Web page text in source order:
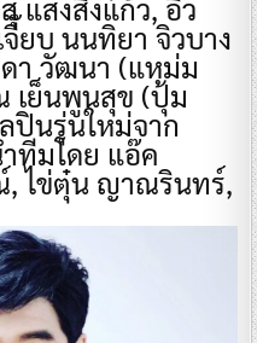
แสงสิงแก้ว, อิ๋ว
ยบ นนทิยา จิวบาง
า วัฒนา (แหม่ม
เย็นพูนสุข (ปุ้ม
ปินรุ่นใหม่จาก
ทีมโดย แอ๊ค
, ไข่ตุ๋น ญาณรินทร์,